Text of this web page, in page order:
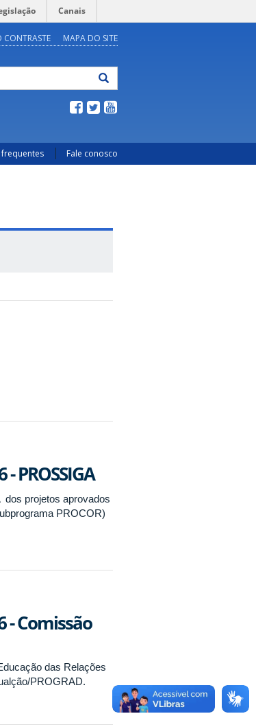
Canais
CONTRASTE MAPA DO SITE
frequentes Fale conosco
PROSSIGA
dos projetos aprovados
PROCOR)
- Comissão
das Relações
PROGRAD.